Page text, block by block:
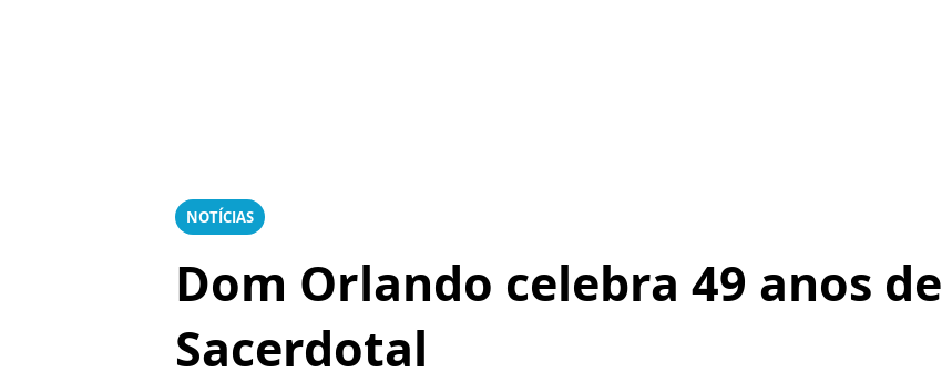
NOTÍCIAS
Dom Orlando celebra 49 anos
Sacerdotal